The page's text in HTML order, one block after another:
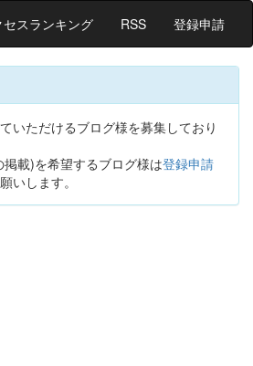
スランキング RSS 登録申請
いただけるブログ様を募集しており
載)を希望するブログ様は登録申請
いします。